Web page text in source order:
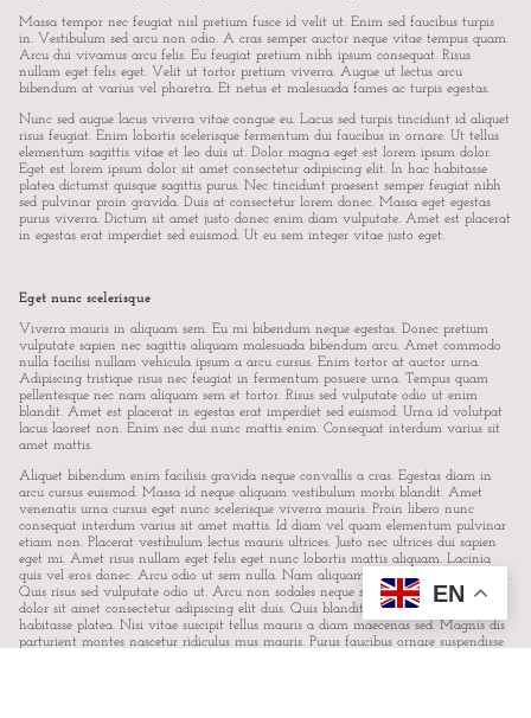
Massa tempor nec feugiat nisl pretium fusce id velit ut. Enim sed faucibus turpis
in. Vestibulum sed arcu non odio. A cras semper auctor neque vitae tempus quam.
Arcu dui vivamus arcu felis. Eu feugiat pretium nibh ipsum consequat. Risus
nullam eget felis eget. Velit ut tortor pretium viverra. Augue ut lectus arcu
bibendum at varius vel pharetra. Et netus et malesuada fames ac turpis egestas.
Nunc sed augue lacus viverra vitae congue eu. Lacus sed turpis tincidunt id aliquet
risus feugiat. Enim lobortis scelerisque fermentum dui faucibus in ornare. Ut tellus
elementum sagittis vitae et leo duis ut. Dolor magna eget est lorem ipsum dolor.
Eget est lorem ipsum dolor sit amet consectetur adipiscing elit. In hac habitasse
platea dictumst quisque sagittis purus. Nec tincidunt praesent semper feugiat nibh
sed pulvinar proin gravida. Duis at consectetur lorem donec. Massa eget egestas
purus viverra. Dictum sit amet justo donec enim diam vulputate. Amet est placerat
in egestas erat imperdiet sed euismod. Ut eu sem integer vitae justo eget.
Eget nunc scelerisque
Viverra mauris in aliquam sem. Eu mi bibendum neque egestas. Donec pretium
vulputate sapien nec sagittis aliquam malesuada bibendum arcu. Amet commodo
nulla facilisi nullam vehicula ipsum a arcu cursus. Enim tortor at auctor urna.
Adipiscing tristique risus nec feugiat in fermentum posuere urna. Tempus quam
pellentesque nec nam aliquam sem et tortor. Risus sed vulputate odio ut enim
blandit. Amet est placerat in egestas erat imperdiet sed euismod. Urna id volutpat
lacus laoreet non. Enim nec dui nunc mattis enim. Consequat interdum varius sit
amet mattis.
Aliquet bibendum enim facilisis gravida neque convallis a cras. Egestas diam in
arcu cursus euismod. Massa id neque aliquam vestibulum morbi blandit. Amet
venenatis urna cursus eget nunc scelerisque viverra mauris. Proin libero nunc
consequat interdum varius sit amet mattis. Id diam vel quam elementum pulvinar
etiam non. Placerat vestibulum lectus mauris ultrices. Justo nec ultrices dui sapien
eget mi. Amet risus nullam eget felis eget nunc lobortis mattis aliquam. Lacinia
quis vel eros donec. Arcu odio ut sem nulla. Nam aliquam sem et tortor consequat.
Quis risus sed vulputate odio ut. Arcu non sodales neque sodales. Lorem ipsum
dolor sit amet consectetur adipiscing elit duis. Quis blandit turpis cursus in hac
habitasse platea. Nisi vitae suscipit tellus mauris a diam maecenas sed. Magnis dis
parturient montes nascetur ridiculus mus mauris. Purus faucibus ornare suspendisse
EN